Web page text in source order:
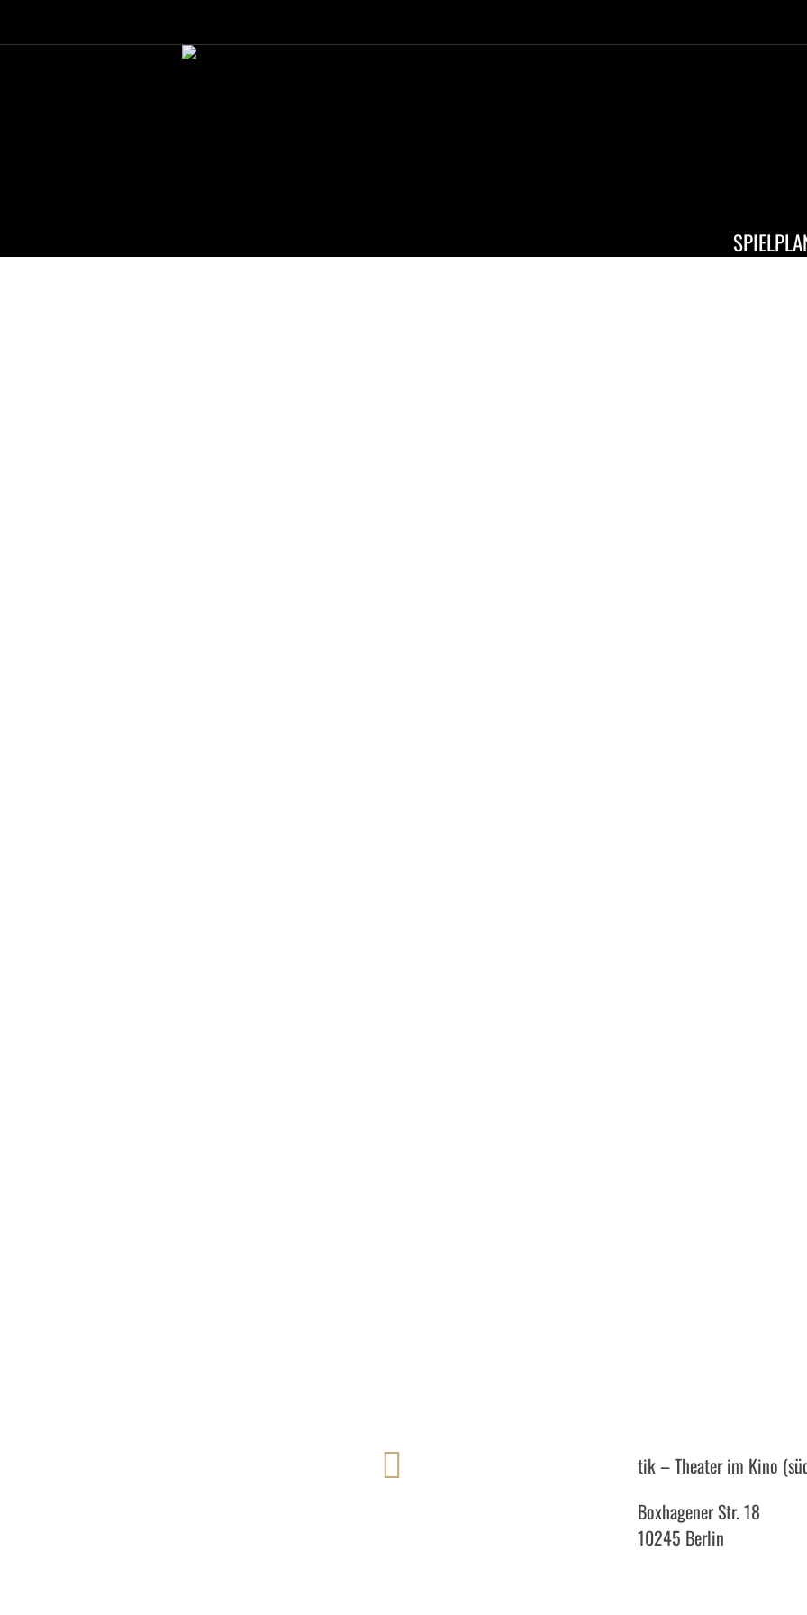
tik – Theater im Kino
Boxhagener Str. 18
10245 Berlin